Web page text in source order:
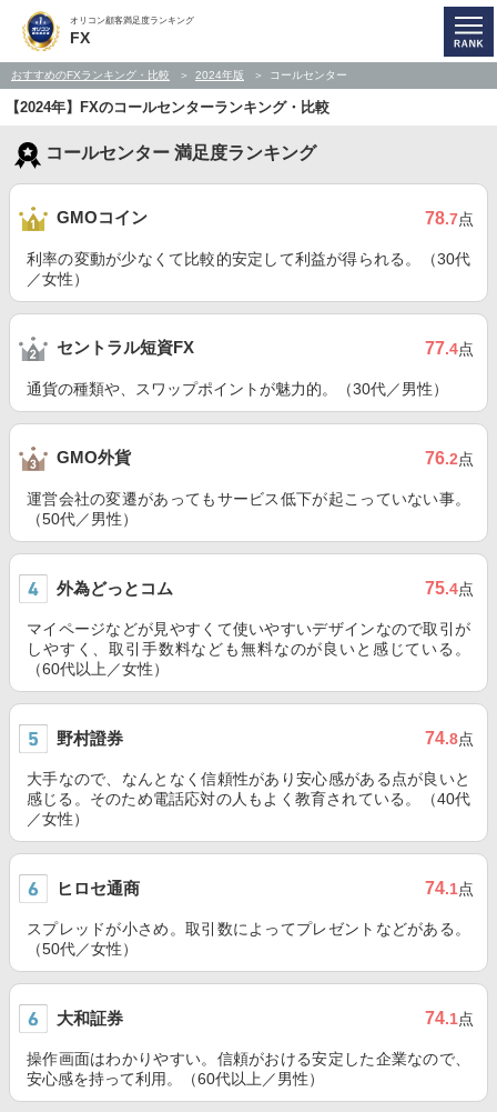
オリコン顧客満足度ランキング
FX
おすすめのFXランキング・比較 2024年版 コールセンター
【2024年】FXのコールセンターランキング・比較
コールセンター 満足度ランキング
GMOコイン 78.7点
利率の変動が少なくて比較的安定して利益が得られる。（30代
／女性）
セントラル短資FX 77.4点
通貨の種類や、スワップポイントが魅力的。（30代／男性）
GMO外貨 76.2点
運営会社の変遷があってもサービス低下が起こっていない事。
（50代／男性）
外為どっとコム 75.4点
マイページなどが見やすくて使いやすいデザインなので取引が
しやすく、取引手数料なども無料なのが良いと感じている。
（60代以上／女性）
野村證券 74.8点
大手なので、なんとなく信頼性があり安心感がある点が良いと
感じる。そのため電話応対の人もよく教育されている。（40代
／女性）
ヒロセ通商 74.1点
スプレッドが小さめ。取引数によってプレゼントなどがある。
（50代／女性）
大和証券 74.1点
操作画面はわかりやすい。信頼がおける安定した企業なので、
安心感を持って利用。（60代以上／男性）